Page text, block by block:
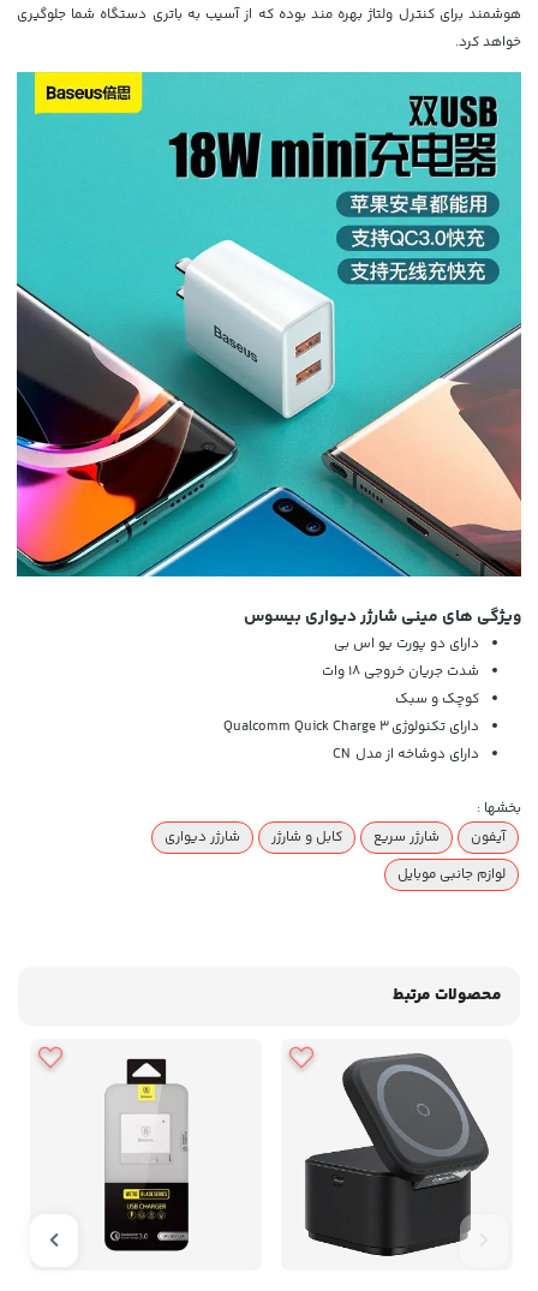
هوشمند برای کنترل ولتاژ بهره مند بوده که از آسیب به باتری دستگاه شما جلوگیری
خواهد کرد.
ویژگی های مینی شارژر دیواری بیسوس
دارای دو پورت یو اس بی
شدت جریان خروجی 18 وات
کوچک و سبک
دارای تکنولوژیQualcomm Quick Charge 3
دارای دوشاخه از مدل CN
بخشها :
آیفون
شارژر سریع کابل و شارژر
شارژر دیواری
لوازم جانبی موبایل
محصولات مرتبط